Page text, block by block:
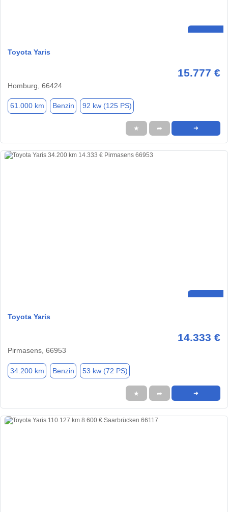
Toyota Yaris
15.777 €
Homburg, 66424
61.000 km Benzin 92 kw (125 PS)
★ ➦ ➜
Toyota Yaris
14.333 €
Pirmasens, 66953
34.200 km Benzin 53 kw (72 PS)
★ ➦ ➜